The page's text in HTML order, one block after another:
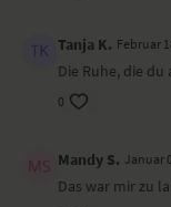
Tanja K. Februar
Die Ruhe, die
0
Mandy S. Januar
Das war mir zu